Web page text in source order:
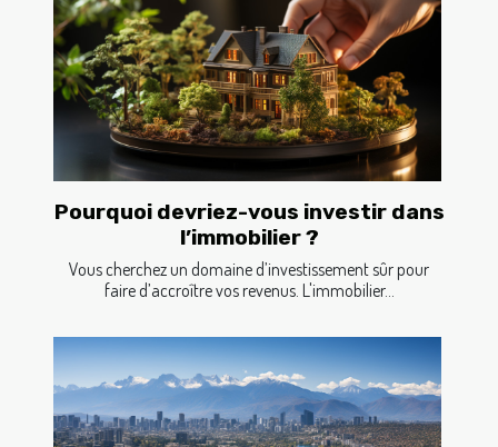
Pourquoi devriez-vous investir dans
l’immobilier ?
Vous cherchez un domaine d’investissement sûr pour
faire d’accroître vos revenus. L'immobilier...